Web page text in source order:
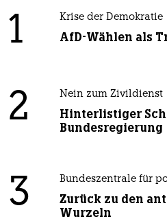
1 Krise der Demokratie
AfD-Wählen als
2 Nein zum Zivildienst
Hinterlistiger
Bundesregierung
3 Bundeszentrale für
Zurück zu den
Wurzeln